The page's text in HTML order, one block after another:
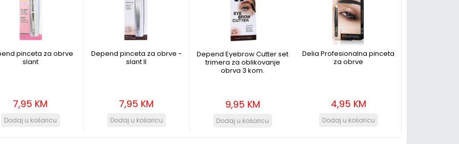
pinceta za obrve
slant
7,95 KM
Depend pinceta za obrve -
slant II
7,95 KM
Depend Eyebrow Cutter set
trimera za oblikovanje
obrva 3 kom.
9,95 KM
Delia Profesionalna pinceta
za obrve
4,95 KM